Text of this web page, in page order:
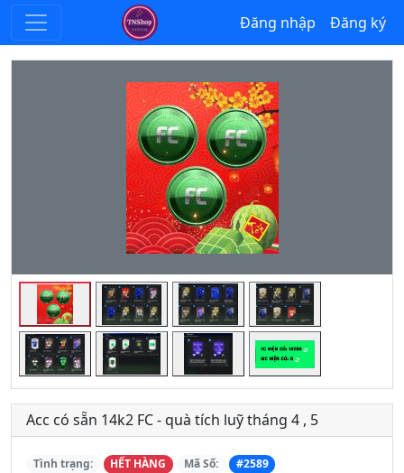
Đăng nhập Đăng ký
Acc có sẵn 14k2 FC - quà tích luỹ tháng 4 , 5
Tình trạng: HẾT HÀNG Mã Số: #2589